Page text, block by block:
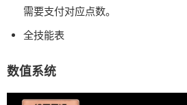
需要支付对应点数。
全技能表
数值系统